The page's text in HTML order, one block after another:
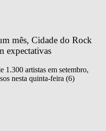
mês, Cidade do Rock
expectativas
1.300 artistas em setembro,
nesta quinta-feira (6)